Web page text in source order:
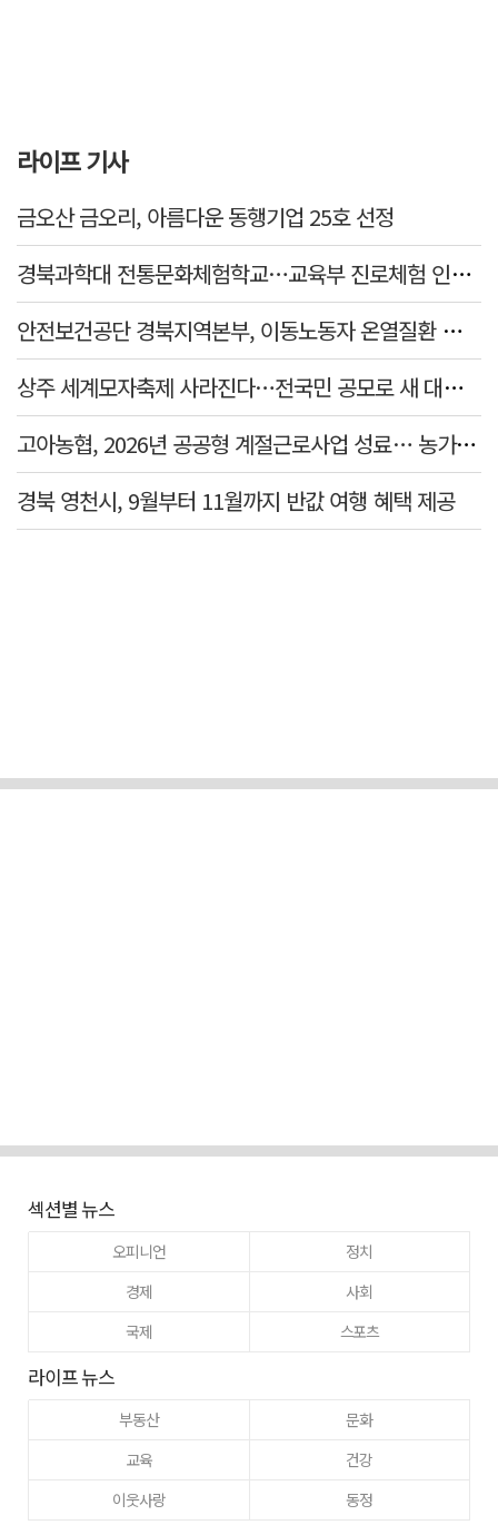
라이프 기사
금오산 금오리, 아름다운 동행기업 25호 선정
경북과학대 전통문화체험학교…교육부 진로체험 인증기관 선정
안전보건공단 경북지역본부, 이동노동자 온열질환 예방 캠페인
상주 세계모자축제 사라진다…전국민 공모로 새 대표축제 발굴 나서
고아농협, 2026년 공공형 계절근로사업 성료… 농가 일손 부족 해소 '효자'
경북 영천시, 9월부터 11월까지 반값 여행 혜택 제공
섹션별 뉴스
오피니언
정치
경제
사회
국제
스포츠
라이프 뉴스
부동산
문화
교육
건강
이웃사랑
동정